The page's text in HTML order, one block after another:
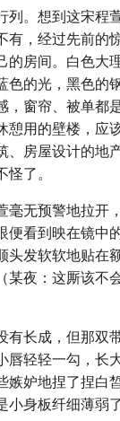
列。想到这宋程
有，经过先前的
的房间。白色大
色的光，黑色的
，窗帘、被单都
憩用的壁楼，应
、房屋设计的地
了。
毫无预警地拉开
便看到映在镜中
头发软软地贴在
某夜：这厮该不
有长成，但那双
唇轻轻一勾，长
嫉妒地捏了捏白
身板纤细薄弱了